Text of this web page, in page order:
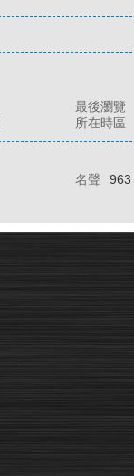
最後瀏覽
所在時區
名聲
963